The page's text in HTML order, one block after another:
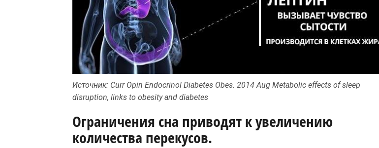
Источник: Curr Opin Endocrinol Diabetes Obes. 2014 Aug Metabolic effects of sleep
disruption, links to obesity and diabetes
Ограничения сна приводят к увеличению
количества перекусов.